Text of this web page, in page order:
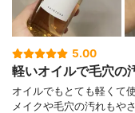
5.00
軽いオイルで毛穴の
オイルでもとても軽くて
メイクや毛穴の汚れもや